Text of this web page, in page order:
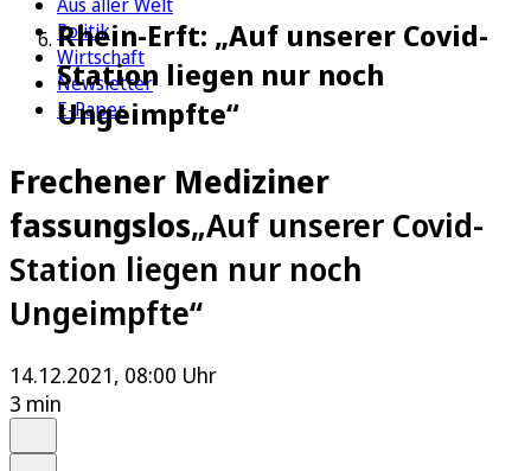
Politik
Wirtschaft
Newsletter
E-Paper
Rhein-Erft: „Auf unserer Covid-
Station liegen nur noch
Ungeimpfte“
Frechener Mediziner
fassungslos„Auf unserer Covid-
Station liegen nur noch
Ungeimpfte“
14.12.2021, 08:00 Uhr
3 min